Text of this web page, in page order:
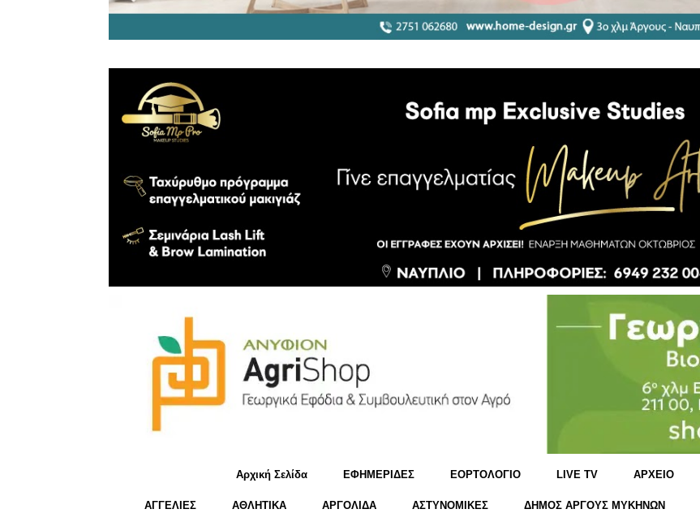
Αρχική Σελίδα ΕΦΗΜΕΡΙΔΕΣ ΕΟΡΤΟΛΟΓΙΟ LIVE TV ΑΡΧΕΙΟ
ΑΓΓΕΛΙΕΣ ΑΘΛΗΤΙΚΑ ΑΡΓΟΛΙΔΑ ΑΣΤΥΝΟΜΙΚΕΣ ΔΗΜΟΣ ΑΡΓΟΥΣ ΜΥΚΗΝΩΝ